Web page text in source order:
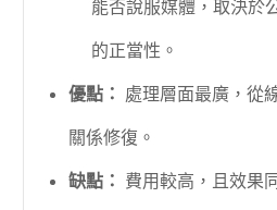
能否說服媒體，取決於
的正當性。
優點： 處理層面最廣，從
關係修復。
缺點： 費用較高，且效果